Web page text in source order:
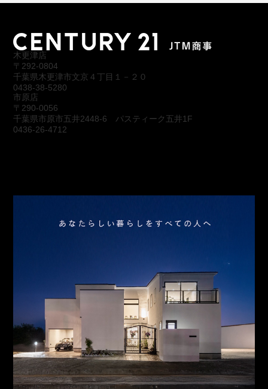
木更津店
〒292-0804
千葉県木更津市文京４丁目１－２０
0438-38-5280
市原店
〒290-0056
千葉県市原市五井2448-6 パスティーク五井1F
0436-26-4712